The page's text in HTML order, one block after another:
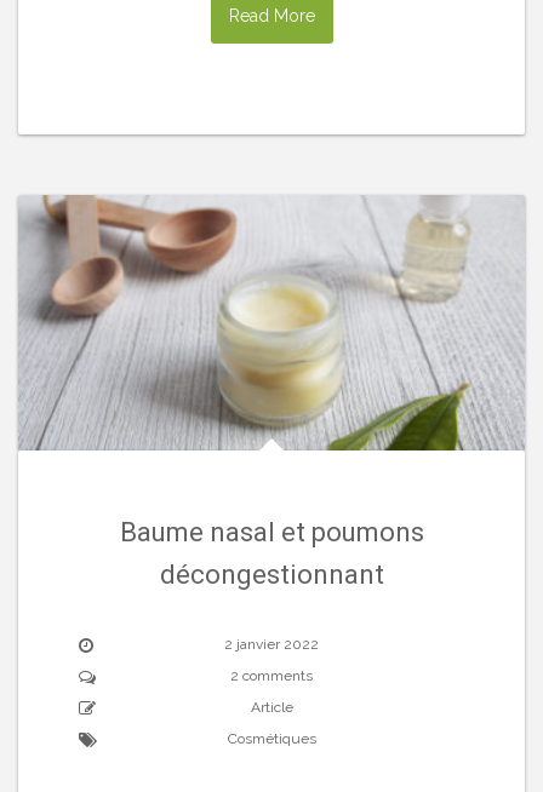
Read More
Baume nasal et poumons
décongestionnant
2 janvier 2022
2 comments
Article
Cosmétiques